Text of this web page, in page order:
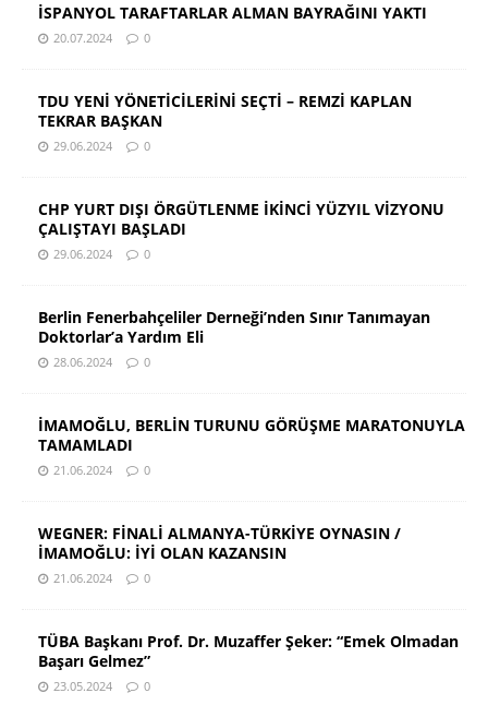
İSPANYOL TARAFTARLAR ALMAN BAYRAĞINI YAKTI
20.07.2024 0
TDU YENİ YÖNETİCİLERİNİ SEÇTİ – REMZİ KAPLAN
TEKRAR BAŞKAN
29.06.2024 0
CHP YURT DIŞI ÖRGÜTLENME İKİNCİ YÜZYIL VİZYONU
ÇALIŞTAYI BAŞLADI
29.06.2024 0
Berlin Fenerbahçeliler Derneği’nden Sınır Tanımayan
Doktorlar’a Yardım Eli
28.06.2024 0
İMAMOĞLU, BERLİN TURUNU GÖRÜŞME MARATONUYLA
TAMAMLADI
21.06.2024 0
WEGNER: FİNALİ ALMANYA-TÜRKİYE OYNASIN /
İMAMOĞLU: İYİ OLAN KAZANSIN
21.06.2024 0
TÜBA Başkanı Prof. Dr. Muzaffer Şeker: “Emek Olmadan
Başarı Gelmez”
23.05.2024 0